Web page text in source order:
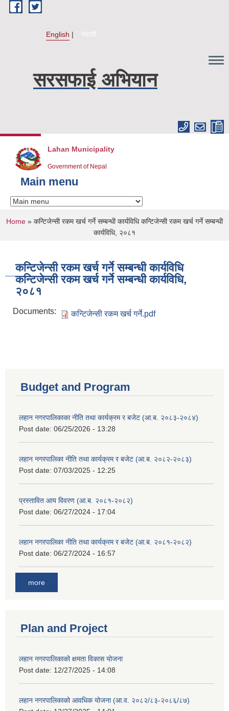
Skip to main content
English नेपाली
सरसफाई अभियान
Lahan Municipality
Government of Nepal
Main menu
You are here
Home » कन्टिजेन्सी रकम खर्च गर्ने सम्बन्धी कार्यविधि कन्टिजेन्सी रकम खर्च गर्ने सम्बन्धी
कार्यविधि, २०८१
कन्टिजेन्सी रकम खर्च गर्ने सम्बन्धी कार्यविधि
कन्टिजेन्सी रकम खर्च गर्ने सम्बन्धी कार्यविधि,
२०८१
Documents: कन्टिजेन्सी रकम खर्च गर्ने.pdf
Budget and Program
लहान नगरपालिकाका नीति तथा कार्यक्रम र बजेट (आ.ब. २०८३-२०८४)
Post date: 06/25/2026 - 13:28
लहान नगरपालिका नीति तथा कार्यक्रम र बजेट (आ.ब. २०८२-२०८३)
Post date: 07/03/2025 - 12:25
प्रस्तावित आय विवरण (आ.ब. २०८१-२०८२)
Post date: 06/27/2024 - 17:04
लहान नगरपालिका नीति तथा कार्यक्रम र बजेट (आ.ब. २०८१-२०८२)
Post date: 06/27/2024 - 16:57
more
Plan and Project
लहान नगरपालिकाको क्षमता विकास योजना
Post date: 12/27/2025 - 14:08
लहान नगरपालिकाको आवधिक योजना (आ.व. २०८२/८३-२०८६/८७)